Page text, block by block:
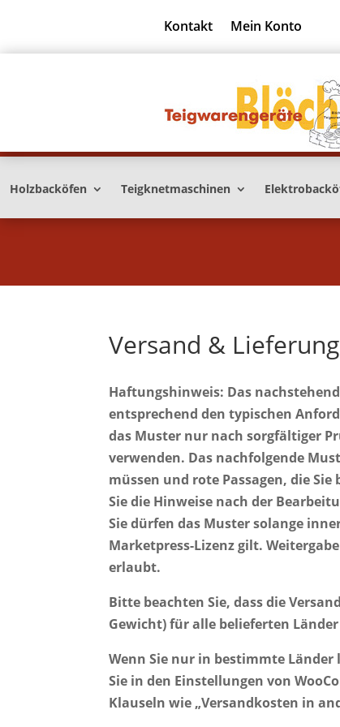
Kontakt Mein Konto
Holzbacköfen Teigknetmaschinen
Versand & Lieferung
Haftungshinweis: Das
entsprechend den typischen
das Muster nur nach sorgfältiger
verwenden. Das nachfolgende
müssen und rote Passagen, die
Sie die Hinweise nach der
Sie dürfen das Muster solange
Marketpress-Lizenz gilt.
erlaubt.
Bitte beachten Sie, dass die
Gewicht) für alle belieferten
Wenn Sie nur in bestimmte
Sie in den Einstellungen von
Klauseln wie „Versandkosten in